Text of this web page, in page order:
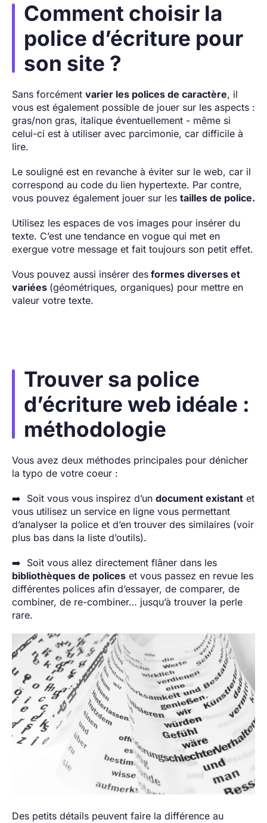
Comment choisir la
police d’écriture pour
son site ?
Sans forcément varier les polices de caractère, il
vous est également possible de jouer sur les aspects :
gras/non gras, italique éventuellement - même si
celui-ci est à utiliser avec parcimonie, car difficile à
lire.
Le souligné est en revanche à éviter sur le web, car il
correspond au code du lien hypertexte. Par contre,
vous pouvez également jouer sur les tailles de police.
Utilisez les espaces de vos images pour insérer du
texte. C’est une tendance en vogue qui met en
exergue votre message et fait toujours son petit effet.
Vous pouvez aussi insérer des formes diverses et
variées (géométriques, organiques) pour mettre en
valeur votre texte.
Trouver sa police
d’écriture web idéale :
méthodologie
Vous avez deux méthodes principales pour dénicher
la typo de votre coeur :
➡️ Soit vous vous inspirez d’un document existant et
vous utilisez un service en ligne vous permettant
d’analyser la police et d’en trouver des similaires (voir
plus bas dans la liste d’outils).
➡️ Soit vous allez directement flâner dans les
bibliothèques de polices et vous passez en revue les
différentes polices afin d’essayer, de comparer, de
combiner, de re-combiner… jusqu’à trouver la perle
rare.
Des petits détails peuvent faire la différence au